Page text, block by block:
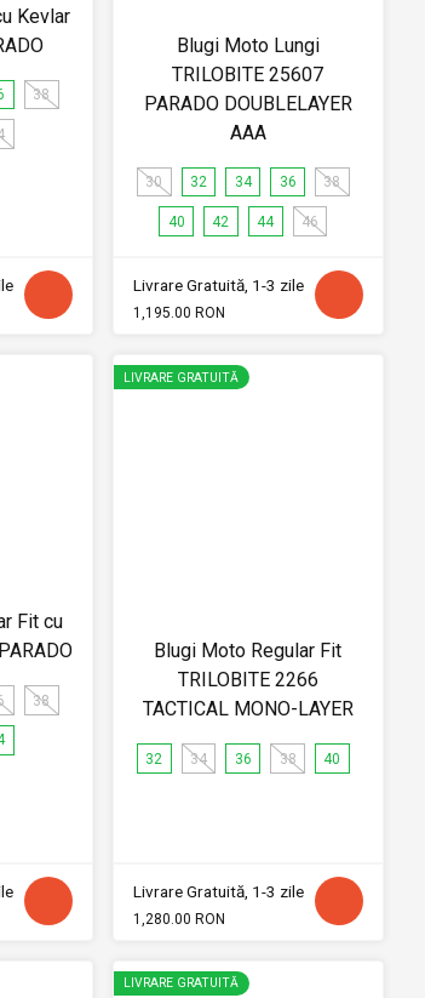
Kevlar
38
Blugi Moto Lungi
TRILOBITE 25607
PARADO DOUBLELAYER
AAA
30 32 34 36 38
40 42 44 46
Livrare Gratuită, 1-3 zile
1,195.00 RON
Fit cu
38
LIVRARE GRATUITĂ
Blugi Moto Regular Fit
TRILOBITE 2266
TACTICAL MONO-LAYER
32 34 36 38 40
Livrare Gratuită, 1-3 zile
1,280.00 RON
LIVRARE GRATUITĂ